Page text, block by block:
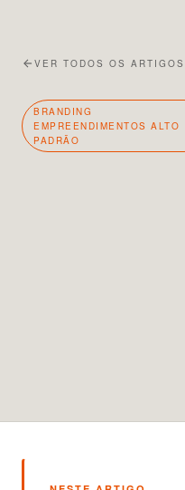
VER TODOS OS ARTIGOS
BRANDING
EMPREENDIMENTOS ALTO
PADRÃO